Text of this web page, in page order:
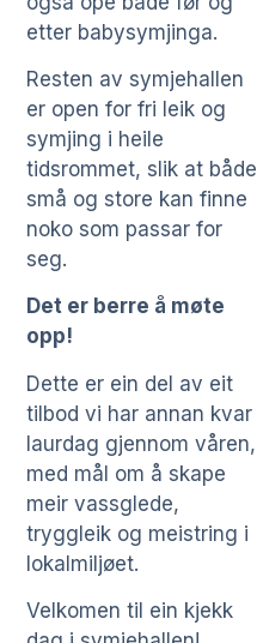
etter babysymjinga.
Resten av symjehallen
er open for fri leik og
symjing i heile
tidsrommet, slik at både
små og store kan finne
noko som passar for
seg.
Det er berre å møte
opp!
Dette er ein del av eit
tilbod vi har annan kvar
laurdag gjennom våren,
med mål om å skape
meir vassglede,
tryggleik og meistring i
lokalmiljøet.
Velkomen til ein kjekk